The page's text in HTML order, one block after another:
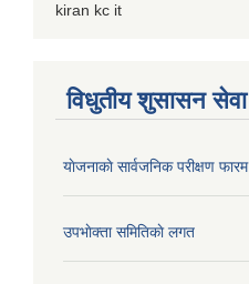
kiran kc it
विधुतीय शुसासन सेवा
याेजनाकाे सार्वजनिक परीक्षण फारम
उपभाेक्ता समितिकाे लगत